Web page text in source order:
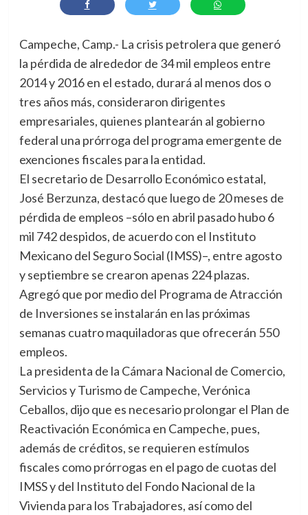
Campeche, Camp.- La crisis petrolera que generó
la pérdida de alrededor de 34 mil empleos entre
2014 y 2016 en el estado, durará al menos dos o
tres años más, consideraron dirigentes
empresariales, quienes plantearán al gobierno
federal una prórroga del programa emergente de
exenciones fiscales para la entidad.
El secretario de Desarrollo Económico estatal,
José Berzunza, destacó que luego de 20 meses de
pérdida de empleos –sólo en abril pasado hubo 6
mil 742 despidos, de acuerdo con el Instituto
Mexicano del Seguro Social (IMSS)–, entre agosto
y septiembre se crearon apenas 224 plazas.
Agregó que por medio del Programa de Atracción
de Inversiones se instalarán en las próximas
semanas cuatro maquiladoras que ofrecerán 550
empleos.
La presidenta de la Cámara Nacional de Comercio,
Servicios y Turismo de Campeche, Verónica
Ceballos, dijo que es necesario prolongar el Plan de
Reactivación Económica en Campeche, pues,
además de créditos, se requieren estímulos
fiscales como prórrogas en el pago de cuotas del
IMSS y del Instituto del Fondo Nacional de la
Vivienda para los Trabajadores, así como del